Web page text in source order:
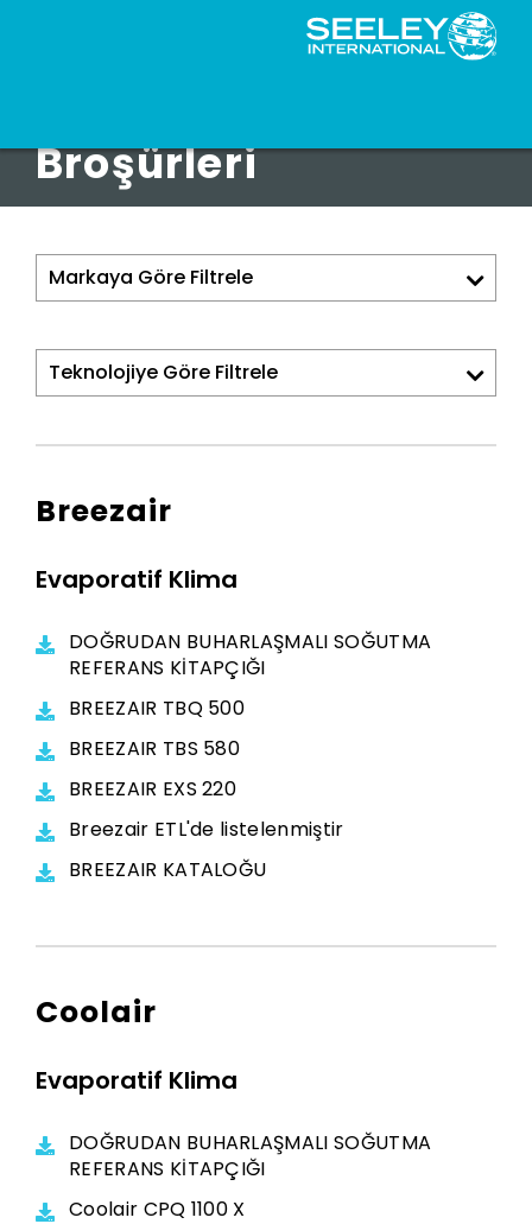
Broşürleri
Breezair
Evaporatif Klima
DOĞRUDAN BUHARLAŞMALI SOĞUTMA
REFERANS KİTAPÇIĞI
BREEZAIR TBQ 500
BREEZAIR TBS 580
BREEZAIR EXS 220
Breezair ETL'de listelenmiştir
BREEZAIR KATALOĞU
Coolair
Evaporatif Klima
DOĞRUDAN BUHARLAŞMALI SOĞUTMA
REFERANS KİTAPÇIĞI
Coolair CPQ 1100 X